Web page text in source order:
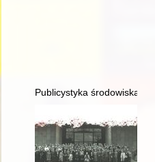
Publicystyka środowiska